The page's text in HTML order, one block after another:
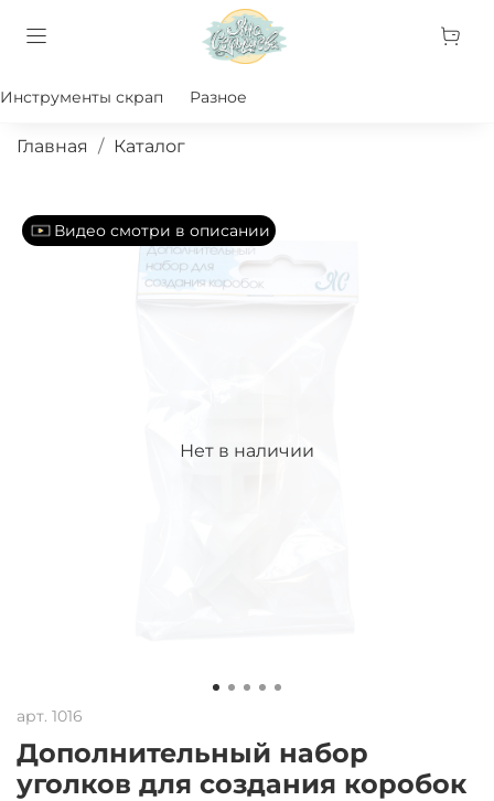
Инструменты скрап Разное
Главная Каталог
Нет в наличии
Видео смотри в описании
арт. 1016
Дополнительный набор
уголков для создания коробок